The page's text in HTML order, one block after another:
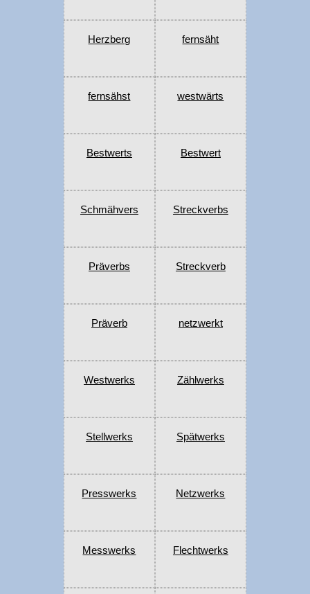
Herzberg fernsäht
fernsähst westwärts
Bestwerts Bestwert
Schmähvers Streckverbs
Präverbs Streckverb
Präverb netzwerkt
Westwerks Zählwerks
Stellwerks Spätwerks
Presswerks Netzwerks
Messwerks Flechtwerks